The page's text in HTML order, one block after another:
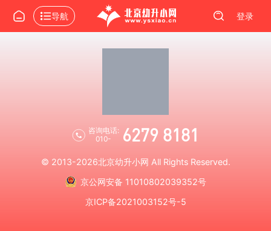
导航 登录
咨询电话:
010-
6279 8181
© 2013-2026北京幼升小网 All Rights Reserved.
京公网安备 11010802039352号
京ICP备2021003152号-5